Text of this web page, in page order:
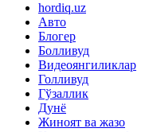
hordiq.uz
Авто
Блогер
Болливуд
Видеоянгиликлар
Голливуд
Гўзаллик
Дунё
Жиноят ва жазо